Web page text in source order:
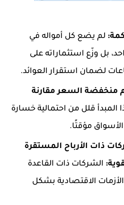
لم يضع كل أمواله في
بل وزّع استثماراته على
لضمان استقرار العوائد.
منخفضة السعر مقارنة
المبدأ قلل من احتمالية خسارة
مؤقتًا.
ذات الأرباح المستقرة
الشركات ذات القاعدة
الأزمات الاقتصادية بشكل